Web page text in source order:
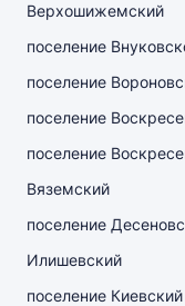
Верхошижемский
поселение
поселение
поселение
поселение
Вяземский
поселение
Илишевский
поселение Киевский